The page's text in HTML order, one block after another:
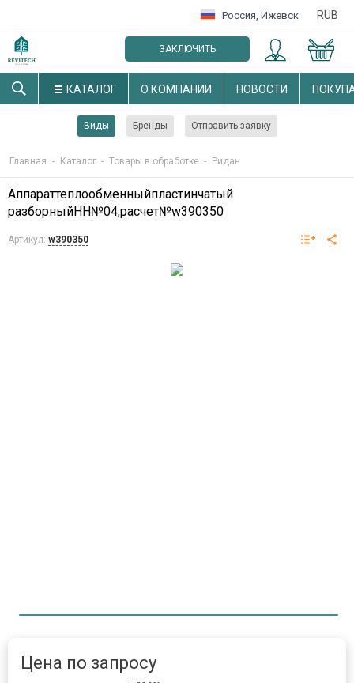
Россия, Ижевск RUB
ЗАКЛЮЧИТЬ
ОПТОВЫЙ ДОГОВОР
КАТАЛОГ О КОМПАНИИ НОВОСТИ
Виды Бренды Отправить заявку
Главная - Каталог - Товары в обработке - Ридан
Аппараттеплообменныйпластинчатый
разборныйНН№04,расчет№w390350
Артикул: w390350
Цена по запросу